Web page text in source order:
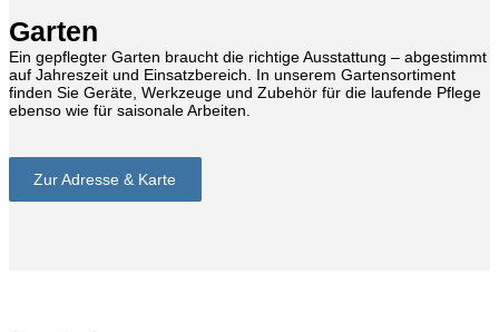
Garten
Ein gepflegter Garten braucht die richtige Ausstattung – abgestimmt
auf Jahreszeit und Einsatzbereich. In unserem Gartensortiment
finden Sie Geräte, Werkzeuge und Zubehör für die laufende Pflege
ebenso wie für saisonale Arbeiten.
Zur Adresse & Karte